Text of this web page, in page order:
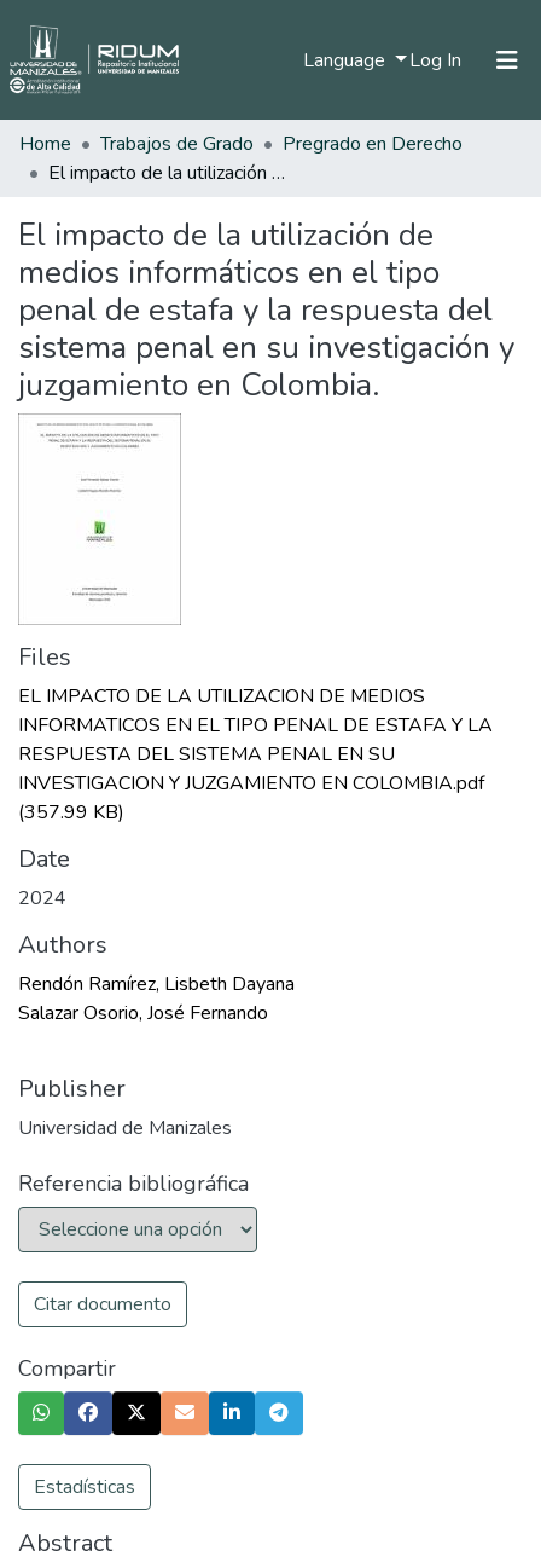
Language Log In (current)
All of DSpace
Home Trabajos de Grado
Pregrado en Derecho
El impacto de la utilización de medios informáticos en el tipo penal de estafa y la respuesta del sistema penal en su investigación y juzgamiento en Colombia.
El impacto de la utilización de
medios informáticos en el tipo
penal de estafa y la respuesta del
sistema penal en su investigación y
juzgamiento en Colombia.
Files
EL IMPACTO DE LA UTILIZACION DE MEDIOS
INFORMATICOS EN EL TIPO PENAL DE ESTAFA Y LA
RESPUESTA DEL SISTEMA PENAL EN SU
INVESTIGACION Y JUZGAMIENTO EN COLOMBIA.pdf
(357.99 KB)
Date
2024
Authors
Rendón Ramírez, Lisbeth Dayana
Salazar Osorio, José Fernando
Publisher
Universidad de Manizales
Referencia bibliográfica
Citar documento
Compartir
Estadísticas
Abstract